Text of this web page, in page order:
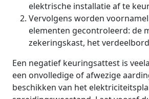
elektrische installatie af te
Vervolgens worden
elementen gecontroleerd: de
zekeringskast, het
Een negatief keuringsattest is
een onvolledige of afwezige
beschikken van het